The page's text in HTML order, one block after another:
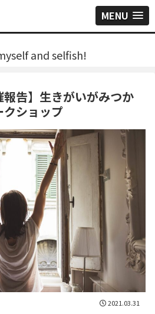
MENU
and selfish!
報告】生きがいがみつか
クショップ
2021.03.31